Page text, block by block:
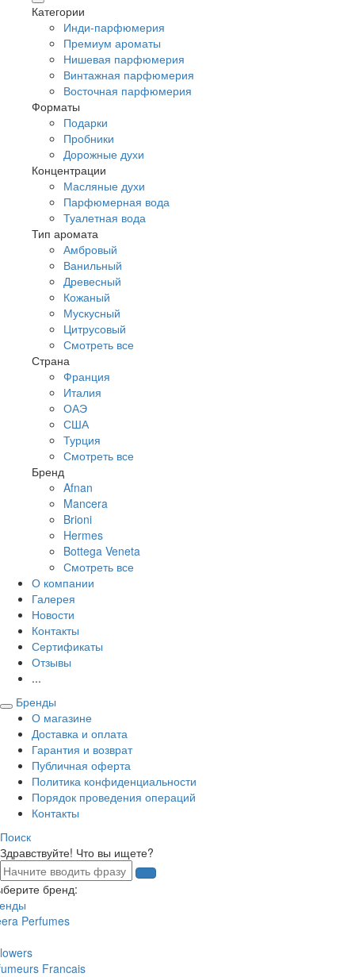
Категории
Инди-парфюмерия
Премиум ароматы
Нишевая парфюмерия
Винтажная парфюмерия
Восточная парфюмерия
Форматы
Подарки
Пробники
Дорожные духи
Концентрации
Масляные духи
Парфюмерная вода
Туалетная вода
Тип аромата
Амбровый
Ванильный
Древесный
Кожаный
Мускусный
Цитрусовый
Смотреть все
Страна
Франция
Италия
ОАЭ
США
Турция
Смотреть все
Бренд
Afnan
Mancera
Brioni
Hermes
Bottega Veneta
Смотреть все
О компании
Галерея
Новости
Контакты
Сертификаты
Отзывы
...
Бренды
О магазине
Доставка и оплата
Гарантия и возврат
Публичная оферта
Политика конфиденциальности
Порядок проведения операций
Контакты
Поиск
Здравствуйте! Что вы ищете?
бренд:
Perfumes
Francais